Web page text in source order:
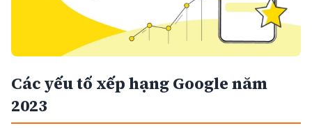
Các yếu tố xếp hạng Google năm
2023